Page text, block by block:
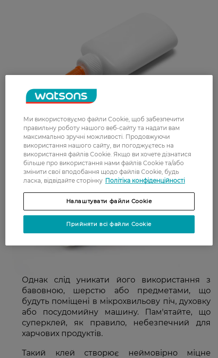
Однак слід уникати його використання з
бавовною, шерстю або предметами, що
будуть поміщені в мікрохвильову піч, духовку
або посудомийну машину. Пам'ятайте, що
суперклей, як правило, небезпечний для
харчових продуктів.
Такий клей створює неймовірно міцне
Ми використовуємо файли Cookie, щоб забезпечити
правильну роботу нашого веб-сайту та надати вам
максимально зручні можливості. Продовжуючи
використання нашого сайту, ви погоджуєтесь на
використання файлів Cookie. Якщо ви хочете дізнатися
більше про використання нами файлів Cookie та/або
змінити свої вподобання щодо файлів Cookie, будь
ласка, відвідайте сторінку Політіка конфіденційності
Налаштувати файли Cookie
Прийняти всі файли Cookie